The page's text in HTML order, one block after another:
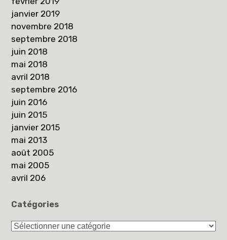
janvier 2019
novembre 2018
septembre 2018
juin 2018
mai 2018
avril 2018
septembre 2016
juin 2016
juin 2015
janvier 2015
mai 2013
août 2005
mai 2005
avril 206
Catégories